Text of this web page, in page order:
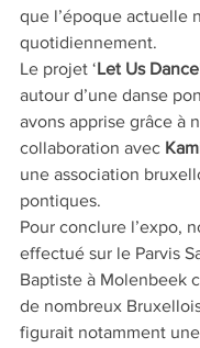
que l’époque actuelle
quotidiennement.
Le projet ‘Let Us Dance
autour d’une danse
avons apprise grâce à
collaboration avec
une association
pontiques.
Pour conclure l’expo,
effectué sur le Parvis
Baptiste à Molenbeek
de nombreux
figurait notamment